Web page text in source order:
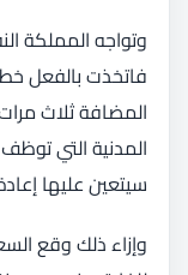
وتواجه المملكة
فاتخذت بالفعل
المدنية التي
سيتعين عليها
وإزاء ذلك وقع